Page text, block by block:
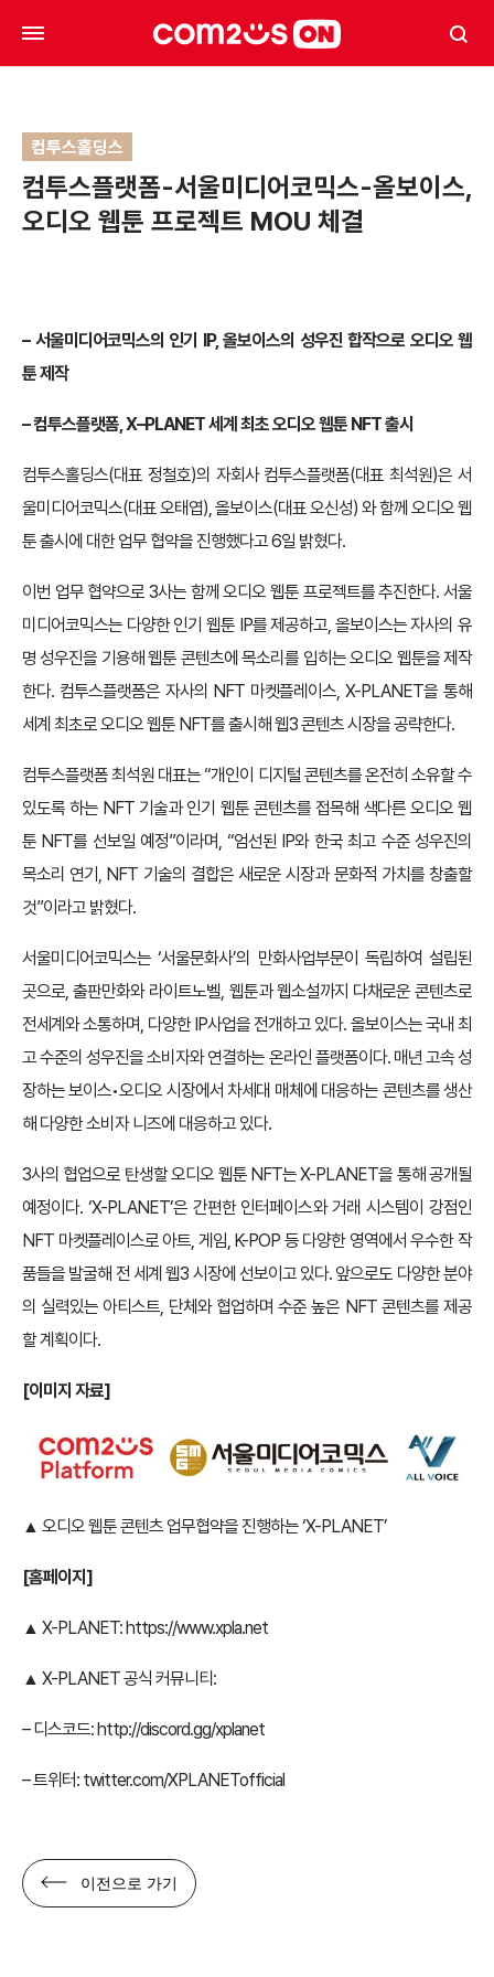
컴투스홀딩스
컴투스플랫폼-서울미디어코믹스-올보이스,
오디오 웹툰 프로젝트 MOU 체결
– 서울미디어코믹스의 인기 IP, 올보이스의 성우진 합작으로 오디오 웹
툰 제작
–컴투스플랫폼, X–PLANET 세계 최초 오디오 웹툰 NFT 출시
컴투스홀딩스(대표 정철호)의 자회사 컴투스플랫폼(대표 최석원)은 서
울미디어코믹스(대표 오태엽), 올보이스(대표 오신성) 와 함께 오디오 웹
툰 출시에 대한 업무 협약을 진행했다고 6일 밝혔다.
이번 업무 협약으로 3사는 함께 오디오 웹툰 프로젝트를 추진한다. 서울
미디어코믹스는 다양한 인기 웹툰 IP를 제공하고, 올보이스는 자사의 유
명 성우진을 기용해 웹툰 콘텐츠에 목소리를 입히는 오디오 웹툰을 제작
한다. 컴투스플랫폼은 자사의 NFT 마켓플레이스, X-PLANET을 통해
세계 최초로 오디오 웹툰 NFT를 출시해 웹3 콘텐츠 시장을 공략한다.
컴투스플랫폼 최석원 대표는 “개인이 디지털 콘텐츠를 온전히 소유할 수
있도록 하는 NFT 기술과 인기 웹툰 콘텐츠를 접목해 색다른 오디오 웹
툰 NFT를 선보일 예정”이라며, “엄선된 IP와 한국 최고 수준 성우진의
목소리 연기, NFT 기술의 결합은 새로운 시장과 문화적 가치를 창출할
것”이라고 밝혔다.
서울미디어코믹스는 ‘서울문화사’의 만화사업부문이 독립하여 설립된
곳으로, 출판만화와 라이트노벨, 웹툰과 웹소설까지 다채로운 콘텐츠로
전세계와 소통하며, 다양한 IP사업을 전개하고 있다. 올보이스는 국내 최
고 수준의 성우진을 소비자와 연결하는 온라인 플랫폼이다. 매년 고속 성
장하는 보이스•오디오 시장에서 차세대 매체에 대응하는 콘텐츠를 생산
해 다양한 소비자 니즈에 대응하고 있다.
3사의 협업으로 탄생할 오디오 웹툰 NFT는 X-PLANET을 통해 공개될
예정이다. ‘X-PLANET’은 간편한 인터페이스와 거래 시스템이 강점인
NFT 마켓플레이스로 아트, 게임, K-POP 등 다양한 영역에서 우수한 작
품들을 발굴해 전 세계 웹3 시장에 선보이고 있다. 앞으로도 다양한 분야
의 실력있는 아티스트, 단체와 협업하며 수준 높은 NFT 콘텐츠를 제공
할 계획이다.
[이미지 자료]
▲ 오디오 웹툰 콘텐츠 업무협약을 진행하는 ‘X-PLANET’
[홈페이지]
▲ X-PLANET:https://www.xpla.net
▲ X-PLANET 공식 커뮤니티:
– 디스코드:http://discord.gg/xplanet
– 트위터: twitter.com/XPLANETofficial
이전으로 가기